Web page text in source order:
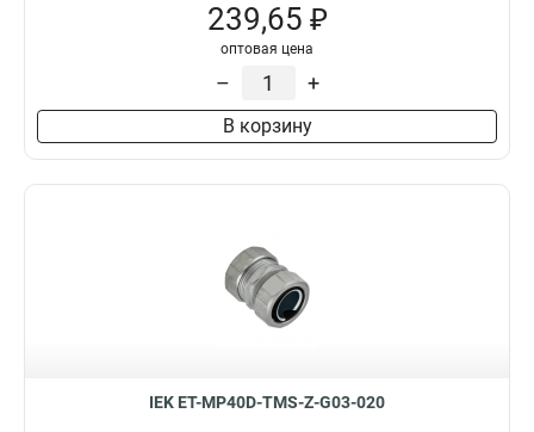
239,65 ₽
оптовая цена
– +
В корзину
IEK ET-MP40D-TMS-Z-G03-020